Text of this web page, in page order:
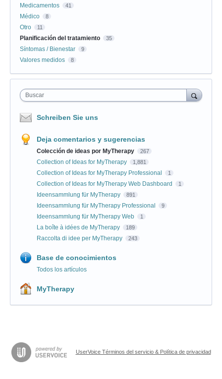
Medicamentos 41
Médico 8
Otro 11
Planificación del tratamiento 35
Síntomas / Bienestar 9
Valores medidos 8
Buscar
Schreiben Sie uns
Deja comentarios y sugerencias
Colección de ideas por MyTherapy 267
Collection of Ideas for MyTherapy 1,881
Collection of Ideas for MyTherapy Professional 1
Collection of Ideas for MyTherapy Web Dashboard 1
Ideensammlung für MyTherapy 891
Ideensammlung für MyTherapy Professional 9
Ideensammlung für MyTherapy Web 1
La boîte à idées de MyTherapy 189
Raccolta di idee per MyTherapy 243
Base de conocimientos
Todos los artículos
MyTherapy
UserVoice Términos del servicio & Política de privacidad